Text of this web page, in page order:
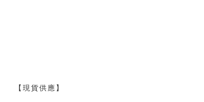
【現貨供應】